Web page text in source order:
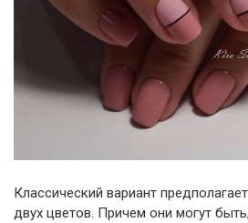
Классический вариант
двух цветов. Причем они могут